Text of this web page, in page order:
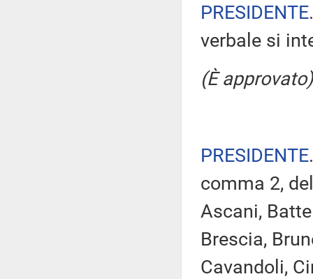
PRESIDENTE
verbale si
(È approvato)
PRESIDENTE
comma 2,
Ascani,
Brescia,
Cavandoli,